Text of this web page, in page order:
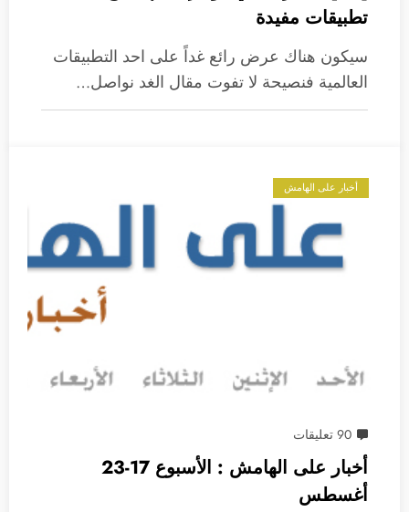
تطبيقات مفيدة
سيكون هناك عرض رائع غداً على احد التطبيقات
العالمية فنصيحة لا تفوت مقال الغد نواصل…
أخبار على الهامش
90 تعليقات
أخبار على الهامش : الأسبوع 17-23
أغسطس